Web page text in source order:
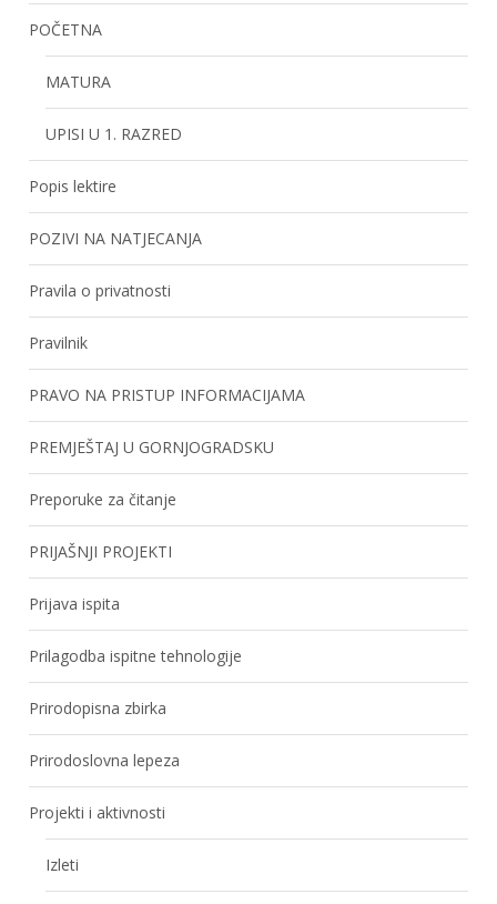
POČETNA
MATURA
UPISI U 1. RAZRED
Popis lektire
POZIVI NA NATJECANJA
Pravila o privatnosti
Pravilnik
PRAVO NA PRISTUP INFORMACIJAMA
PREMJEŠTAJ U GORNJOGRADSKU
Preporuke za čitanje
PRIJAŠNJI PROJEKTI
Prijava ispita
Prilagodba ispitne tehnologije
Prirodopisna zbirka
Prirodoslovna lepeza
Projekti i aktivnosti
Izleti